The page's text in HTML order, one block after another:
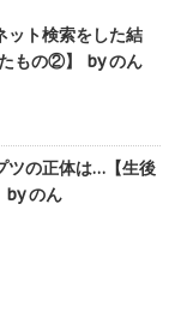
ット検索をした結
もの②】 by のん
ツの正体は…【生後
by のん